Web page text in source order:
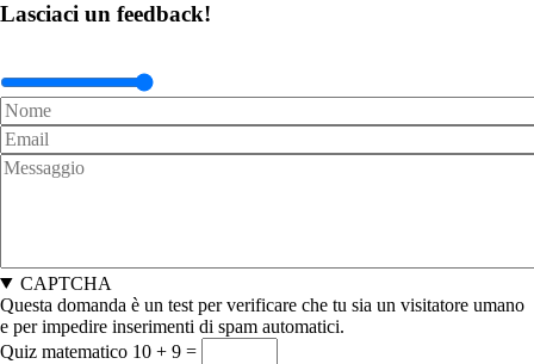
Lasciaci un feedback!
CAPTCHA
Questa domanda è un test per verificare che tu sia un visitatore umano
e per impedire inserimenti di spam automatici.
Quiz matematico 10 + 9 =